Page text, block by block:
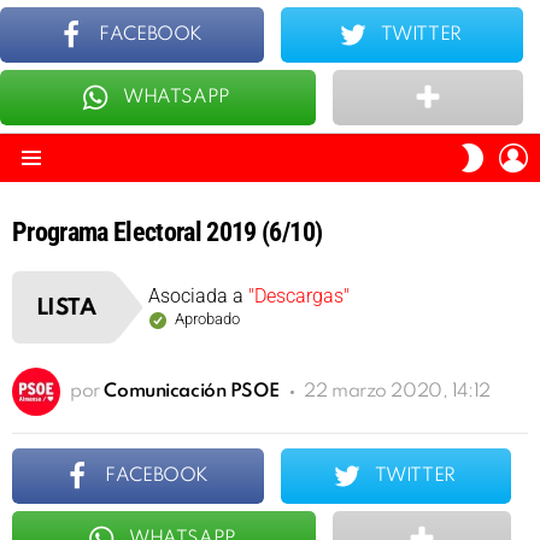
SKIN
Programa Electoral 2019 (6/10)
LISTA Asociada a "Descargas"
Aprobado
por Comunicación PSOE 22 marzo 2020, 14:12
FACEBOOK TWITTER
FACEBOOK TWITTER
WHATSAPP